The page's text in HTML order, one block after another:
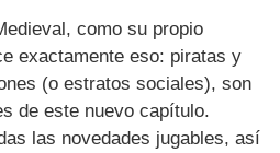
como su propio
exactamente eso: piratas y
(o estratos sociales), son
de este nuevo capítulo.
las novedades jugables, así